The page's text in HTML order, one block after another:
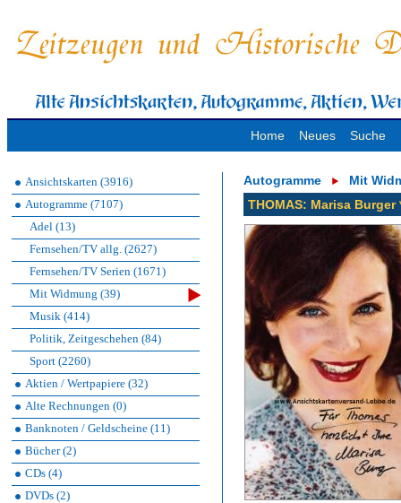
Home Neues Suche
Ansichtskarten (3916)
Autogramme (7107)
Adel (13)
Fernsehen/TV allg. (2627)
Fernsehen/TV Serien (1671)
Mit Widmung (39)
Musik (414)
Politik, Zeitgeschehen (84)
Sport (2260)
Aktien / Wertpapiere (32)
Alte Rechnungen (0)
Banknoten / Geldscheine (11)
Bücher (2)
CDs (4)
DVDs (2)
Autogramme
Mit
THOMAS: Marisa